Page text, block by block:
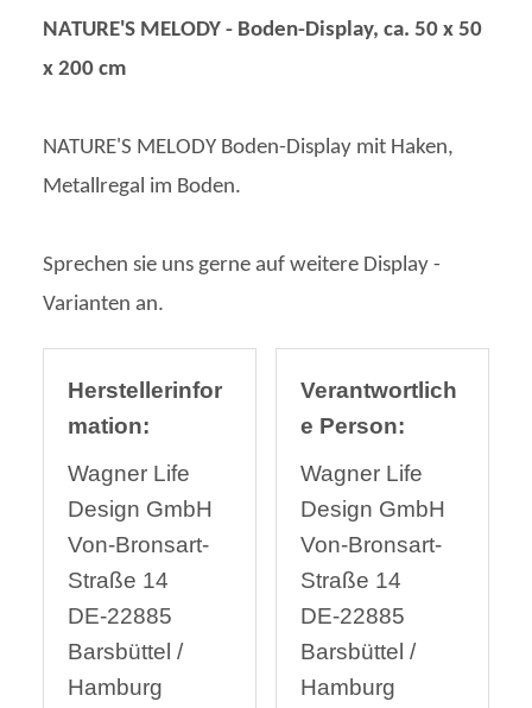
NATURE'S MELODY - Boden-Display, ca. 50 x 50
x 200 cm
NATURE'S MELODY Boden-Display mit Haken,
Metallregal im Boden.
Sprechen sie uns gerne auf weitere Display -
Varianten an.
Herstellerinfor
mation:
Wagner Life
Design GmbH
Von-Bronsart-
Straße 14
DE-22885
Barsbüttel /
Hamburg
Verantwortlich
e Person:
Wagner Life
Design GmbH
Von-Bronsart-
Straße 14
DE-22885
Barsbüttel /
Hamburg